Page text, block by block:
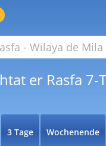
er Rasfa 7-
3 Tage Wochenende